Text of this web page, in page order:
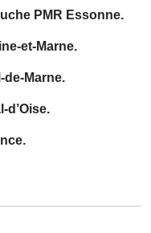
PMR Essonne.
et-Marne.
de-Marne.
d’Oise.